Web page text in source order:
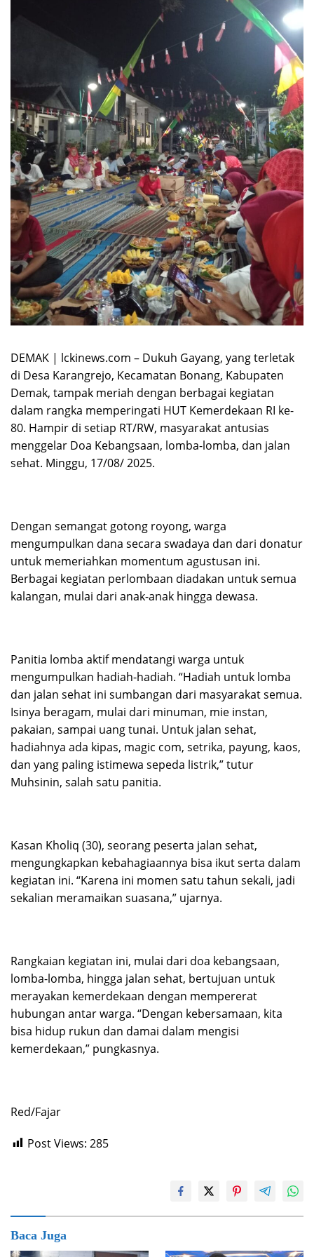
DEMAK | lckinews.com – Dukuh Gayang, yang terletak
di Desa Karangrejo, Kecamatan Bonang, Kabupaten
Demak, tampak meriah dengan berbagai kegiatan
dalam rangka memperingati HUT Kemerdekaan RI ke-
80. Hampir di setiap RT/RW, masyarakat antusias
menggelar Doa Kebangsaan, lomba-lomba, dan jalan
sehat. Minggu, 17/08/ 2025.
Dengan semangat gotong royong, warga
mengumpulkan dana secara swadaya dan dari donatur
untuk memeriahkan momentum agustusan ini.
Berbagai kegiatan perlombaan diadakan untuk semua
kalangan, mulai dari anak-anak hingga dewasa.
Panitia lomba aktif mendatangi warga untuk
mengumpulkan hadiah-hadiah. “Hadiah untuk lomba
dan jalan sehat ini sumbangan dari masyarakat semua.
Isinya beragam, mulai dari minuman, mie instan,
pakaian, sampai uang tunai. Untuk jalan sehat,
hadiahnya ada kipas, magic com, setrika, payung, kaos,
dan yang paling istimewa sepeda listrik,” tutur
Muhsinin, salah satu panitia.
Kasan Kholiq (30), seorang peserta jalan sehat,
mengungkapkan kebahagiaannya bisa ikut serta dalam
kegiatan ini. “Karena ini momen satu tahun sekali, jadi
sekalian meramaikan suasana,” ujarnya.
Rangkaian kegiatan ini, mulai dari doa kebangsaan,
lomba-lomba, hingga jalan sehat, bertujuan untuk
merayakan kemerdekaan dengan mempererat
hubungan antar warga. “Dengan kebersamaan, kita
bisa hidup rukun dan damai dalam mengisi
kemerdekaan,” pungkasnya.
Red/Fajar
Post Views: 285
Baca Juga